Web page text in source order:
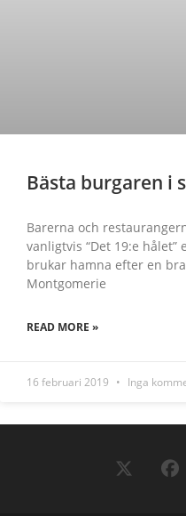
Bästa burgaren i
Barerna och
vanligtvis “Det 19:e
brukar hamna efter en
Montgomerie
READ MORE »
16 februari 2019 Inga